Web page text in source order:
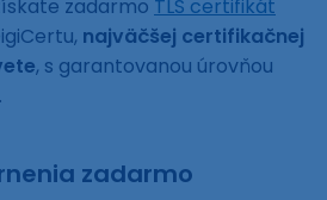
zadarmo TLS certifikát
najväčšej certifikačnej
, s garantovanou úrovňou
zadarmo